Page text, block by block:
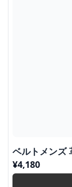
ベルトメンズ
¥4,180